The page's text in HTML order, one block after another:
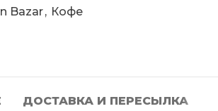
Bazar, Кофе
ДОСТАВКА И ПЕРЕСЫЛКА